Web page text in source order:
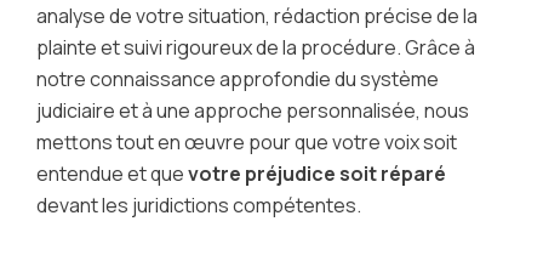
analyse de votre situation, rédaction précise de la
plainte et suivi rigoureux de la procédure. Grâce à
notre connaissance approfondie du système
judiciaire et à une approche personnalisée, nous
mettons tout en œuvre pour que votre voix soit
entendue et quevotre préjudice soit réparé
devant les juridictions compétentes.